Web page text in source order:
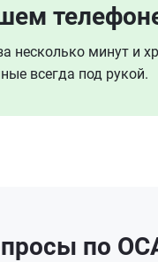
несколько минут и
всегда под рукой.
по